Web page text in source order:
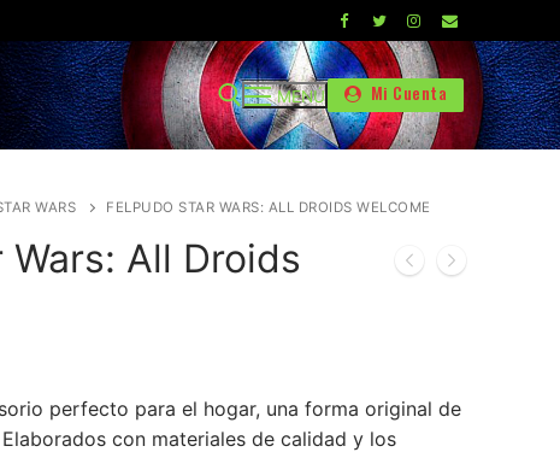
MENÚ Mi Cuenta
WARS FELPUDO STAR WARS: ALL DROIDS WELCOME
All Droids
perfecto para el hogar, una forma original de
con materiales de calidad y los